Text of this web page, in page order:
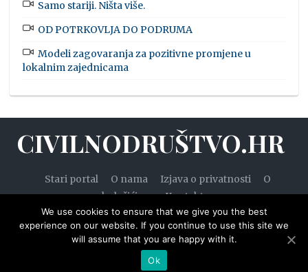
Samo stariji. Ništa više.
OD POTRKOVLJA DO PODRUMA
Modeli zagovaranja za pozitivne promjene u
lokalnim zajednicama
CIVILNODRUŠTVO.HR
Stari portal O nama Izjava o privatnosti
O
kolačićima
Kontakt
© 2020. — Civilnodruštvo.hr. Sva prava pridržana.
Designed by
We use cookies to ensure that we give you the best
experience on our website. If you continue to use this site we
will assume that you are happy with it.
Ok